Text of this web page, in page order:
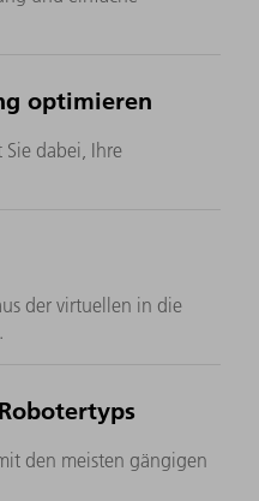
optimieren
dabei, Ihre
der virtuellen in die
den meisten gängigen